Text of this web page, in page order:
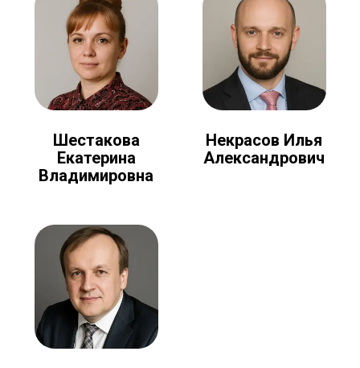
Шестакова
Екатерина
Владимировна
Некрасов Илья
Александрович